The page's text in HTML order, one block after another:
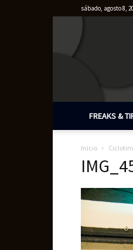
sábado, agosto 8,
FREAKS &
Inicio